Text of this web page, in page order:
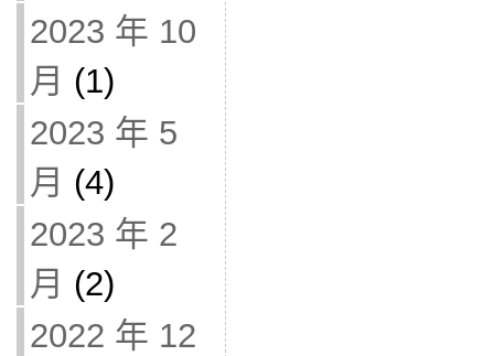
2023 年 10
月 (1)
2023 年 5
月 (4)
2023 年 2
月 (2)
2022 年 12